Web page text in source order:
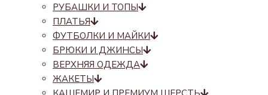
РУБАШКИ И ТОПЫ
ПЛАТЬЯ
ФУТБОЛКИ И МАЙКИ
БРЮКИ И ДЖИНСЫ
ВЕРХНЯЯ ОДЕЖДА
ЖАКЕТЫ